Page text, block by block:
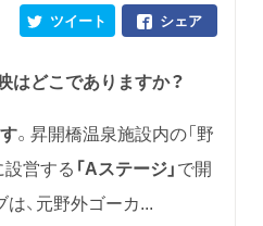
シェア
ツイート
はどこでありますか？
。昇開橋温泉施設内の「野
設営する 「Aステージ」で開
、元野外ゴーカ...